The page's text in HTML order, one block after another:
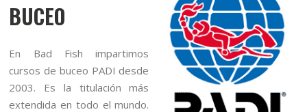
BUCEO
En Bad Fish impartimos
cursos de buceo PADI desde
2003. Es la titulación más
extendida en todo el mundo.